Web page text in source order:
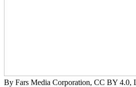
By Fars Media Corporation, CC BY 4.0,